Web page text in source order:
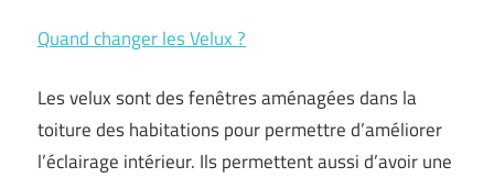
Quand changer les Velux ?
Les velux sont des fenêtres aménagées dans la
toiture des habitations pour permettre d’améliorer
l’éclairage intérieur. Ils permettent aussi d’avoir une